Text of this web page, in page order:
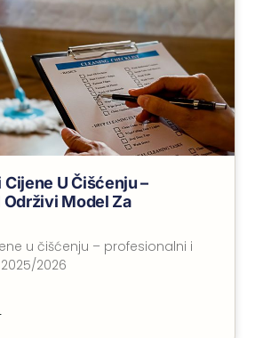
U Čišćenju –
Model Za
u čišćenju – profesionalni i
2026